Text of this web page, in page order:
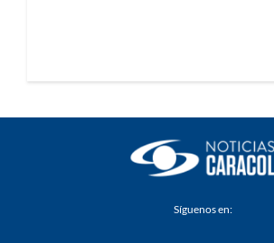
Síguenos en: